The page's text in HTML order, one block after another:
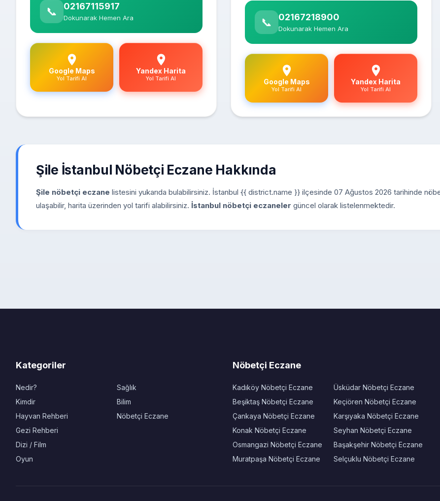
📞 02167115917
Dokunarak Hemen Ara
Google Maps
Yol Tarifi Al
Yandex Harita
Yol Tarifi Al
📞 02167218900
Dokunarak Hemen Ara
Google Maps
Yol Tarifi Al
Yandex Harita
Yol Tarifi Al
Şile İstanbul Nöbetçi Eczane Hakkında
Şile nöbetçi eczane listesini yukarıda bulabilirsiniz. İstanbul {{ district.name }} ilçesinde 07 Ağustos 2026 tarihinde
ulaşabilir, harita üzerinden yol tarifi alabilirsiniz. İstanbul nöbetçi eczaneler güncel olarak listelenmektedir.
Kategoriler
Nedir?
Kimdir
Hayvan Rehberi
Gezi Rehberi
Dizi / Film
Oyun
Sağlık
Bilim
Nöbetçi Eczane
Nöbetçi Eczane
Kadıköy Nöbetçi Eczane
Beşiktaş Nöbetçi Eczane
Çankaya Nöbetçi Eczane
Konak Nöbetçi Eczane
Osmangazi Nöbetçi Eczane
Muratpaşa Nöbetçi Eczane
Üsküdar Nöbetçi Eczane
Keçiören Nöbetçi Eczane
Karşıyaka Nöbetçi Eczane
Seyhan Nöbetçi Eczane
Başakşehir Nöbetçi Eczane
Selçuklu Nöbetçi Eczane